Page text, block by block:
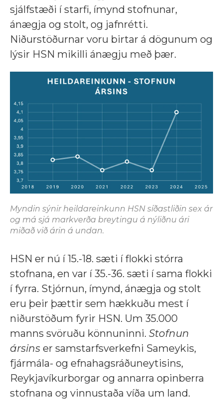
sjálfstæði í starfi, ímynd stofnunar,
ánægja og stolt, og jafnrétti.
Niðurstöðurnar voru birtar á dögunum og
lýsir HSN mikilli ánægju með þær.
Myndin sýnir heildareinkunn HSN síðastliðin sex ár
og má sjá markverða breytingu á nýliðnu ári
miðað við árin á undan.
HSN er nú í 15.-18. sæti í flokki stórra
stofnana, en var í 35.-36. sæti í sama flokki
í fyrra. Stjórnun, ímynd, ánægja og stolt
eru þeir þættir sem hækkuðu mest í
niðurstöðum fyrir HSN. Um 35.000
manns svöruðu könnuninni. Stofnun
ársins er samstarfsverkefni Sameykis,
fjármála- og efnahagsráðuneytisins,
Reykjavíkurborgar og annarra opinberra
stofnana og vinnustaða víða um land.